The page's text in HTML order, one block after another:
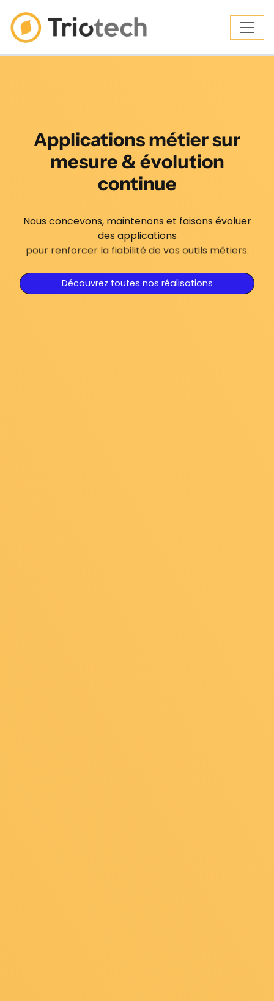
Applications métier sur
mesure & évolution
continue
Nous concevons, maintenons et faisons évoluer
des applications
Découvrez toutes nos réalisations